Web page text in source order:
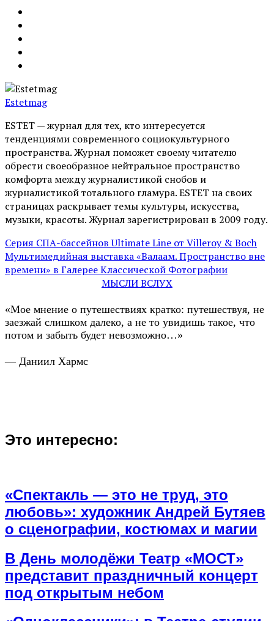
Estetmag
ESTET — журнал для тех, кто интересуeтся
тенденциями современного социокультурного
пространства. Журнал поможет своему читателю
обрести своеобразное нейтральное пространство
комфорта между журналистикой снобов и
журналистикой тотального гламура. ESTET на своих
страницах раскрывает темы культуры, искусства,
музыки, красоты. Журнал зарегистрирован в 2009 году.
Серия СПА-бассейнов Ultimate Line от Villeroy & Boch
Мультимедийная выставка «Валаам. Пространство вне
времени» в Галерее Классической Фотографии
МЫСЛИ ВСЛУХ
«Мое мнение о путешествиях кратко: путешествуя, не
заезжай слишком далеко, а не то увидишь такое, что
потом и забыть будет невозможно…»
— Даниил Хармс
Это интересно:
«Спектакль — это не труд, это
любовь»: художник Андрей Бутяев
о сценографии, костюмах и магии
В День молодёжи Театр «МОСТ»
представит праздничный концерт
под открытым небом